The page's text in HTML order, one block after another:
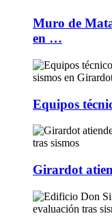
Muro de
en …
Equipos
Girardot